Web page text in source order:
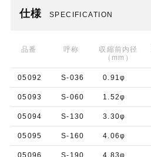
仕様 SPECIFICATION
品番 呼称
収縮前内径
（mm）
05092 S-036 0.91φ
05093 S-060 1.52φ
05094 S-130 3.30φ
05095 S-160 4.06φ